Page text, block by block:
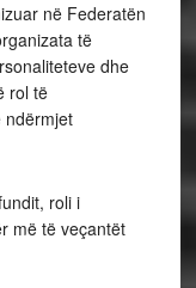
në Federatën
të
dhe
rol të
ndërmjet
roli i
më të veçantët